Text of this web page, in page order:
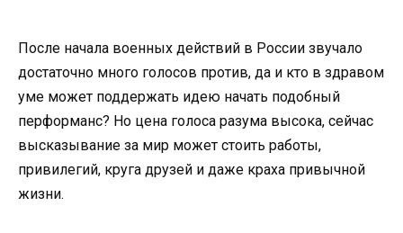
После начала военных действий в России звучало
достаточно много голосов против, да и кто в здравом
уме может поддержать идею начать подобный
перформанс? Но цена голоса разума высока, сейчас
высказывание за мир может стоить работы,
привилегий, круга друзей и даже краха привычной
жизни.